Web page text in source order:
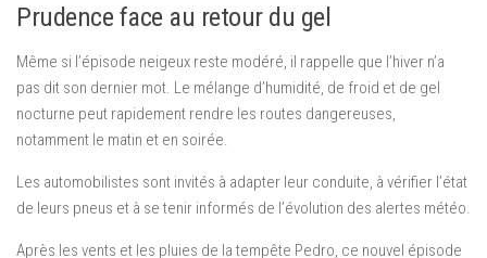
Prudence face au retour du gel
Même si l’épisode neigeux reste modéré, il rappelle que l’hiver n’a
pas dit son dernier mot. Le mélange d’humidité, de froid et de gel
nocturne peut rapidement rendre les routes dangereuses,
notamment le matin et en soirée.
Les automobilistes sont invités à adapter leur conduite, à vérifier l’état
de leurs pneus et à se tenir informés de l’évolution des alertes météo.
Après les vents et les pluies de la tempête Pedro, ce nouvel épisode